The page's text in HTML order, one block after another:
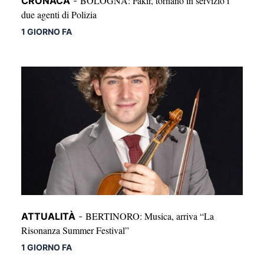
due agenti di Polizia
1 GIORNO FA
ATTUALITÀ - BERTINORO: Musica, arriva “La
Risonanza Summer Festival”
1 GIORNO FA